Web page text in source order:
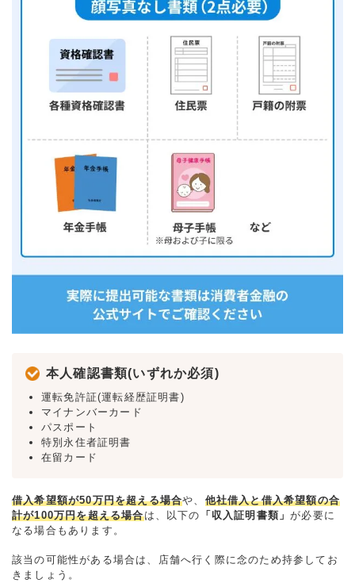
本人確認書類(いずれか必須)
運転免許証(運転経歴証明書)
マイナンバーカード
パスポート
特別永住者証明書
在留カード
借入希望額が50万円を超える場合や、 他社借入と借入希望額の合
計が100万円を超える場合は、以下の 「収入証明書類」が必要に
なる場合もあります。
該当の可能性がある場合は、店舗へ行く際に念のため持参してお
きましょう。